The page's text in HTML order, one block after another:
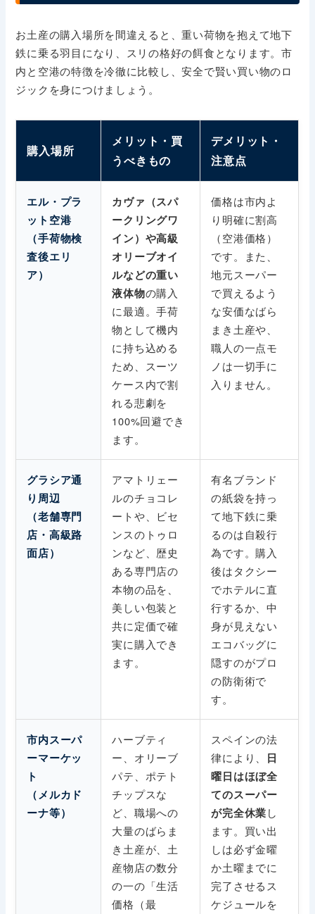
お土産の購入場所を間違えると、重い荷物を抱えて地下
鉄に乗る羽目になり、スリの格好の餌食となります。市
内と空港の特徴を冷徹に比較し、安全で賢い買い物のロ
ジックを身につけましょう。
購入場所
メリット・買
うべきもの
デメリット・
注意点
エル・プラ
ット空港
（手荷物検
査後エリ
ア）
カヴァ（スパ
ークリングワ
イン）や高級
オリーブオイ
ルなどの重い
液体物の購入
に最適。手荷
物として機内
に持ち込める
ため、スーツ
ケース内で割
れる悲劇を
100%回避でき
ます。
価格は市内よ
り明確に割高
（空港価格）
です。また、
地元スーパー
で買えるよう
な安価なばら
まき土産や、
職人の一点モ
ノは一切手に
入りません。
グラシア通
り周辺
（老舗専門
店・高級路
面店）
アマトリェー
ルのチョコレ
ートや、ビセ
ンスのトゥロ
ンなど、歴史
ある専門店の
本物の品を、
美しい包装と
共に定価で確
実に購入でき
ます。
有名ブランド
の紙袋を持っ
て地下鉄に乗
るのは自殺行
為です。購入
後はタクシー
でホテルに直
行するか、中
身が見えない
エコバッグに
隠すのがプロ
の防衛術で
す。
市内スーパ
ーマーケッ
ト
（メルカド
ーナ等）
ハーブティ
ー、オリーブ
パテ、ポテト
チップスな
ど、職場への
大量のばらま
き土産が、土
産物店の数分
の一の「生活
価格（最
スペインの法
律により、
日
曜日はほぼ全
てのスーパー
が完全休業 し
ます。買い出
しは必ず金曜
か土曜までに
完了させるス
ケジュールを